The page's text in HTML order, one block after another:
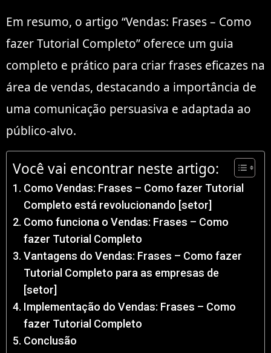
Em resumo, o artigo “Vendas: Frases – Como
fazer Tutorial Completo” oferece um guia
completo e prático para criar frases eficazes na
área de vendas, destacando a importância de
uma comunicação persuasiva e adaptada ao
público-alvo.
Você vai encontrar neste artigo:
Como Vendas: Frases – Como fazer Tutorial
Completo está revolucionando [setor]
Como funciona o Vendas: Frases – Como
fazer Tutorial Completo
Vantagens do Vendas: Frases – Como fazer
Tutorial Completo para as empresas de
[setor]
Implementação do Vendas: Frases – Como
fazer Tutorial Completo
Conclusão